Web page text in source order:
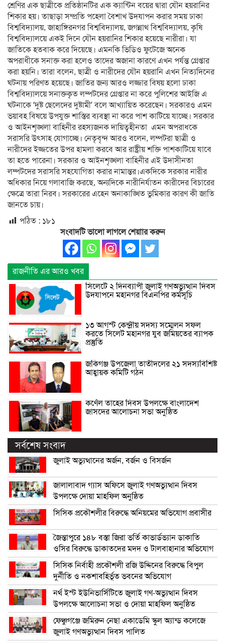
শ্রেণির এক ছাত্রীকে প্রতিষ্ঠানটির এক ক্যান্টিন বয়ের দ্বারা যৌন হয়রানির
শিকার হয়। তাছাড়া সম্প্রতি পহেলা বৈশাখ উদযাপন করার সময় ঢাকা
বিশ্ববিদ্যালয়, জাহাঙ্গিরনগর বিশ্ববিদ্যালয়, জগন্নাথ বিশ্ববিদ্যালয়, কৃষি
বিশ্ববিদ্যালয়ে একই দিনে যৌন হয়রানির শিকার হয়েছে নারীরা। যা
জাতিকে হতবাক করে দিয়েছে। এমনকি ভিডিও ফুটেজে অনেক
অপরাধীকে সনাক্ত করা হলেও তাদের অজানা কারণে এখন পর্যন্ত গ্রেপ্তার
করা হয়নি। তারা বলেন, ছাত্রী ও নারীদের যৌন হয়রানি এখন নিত্যদিনের
ঘটনায় পরিণত হয়েছে। জাতির জন্য আরও লজ্জার বিষয় হলো ঢাকা
বিশ্ববিদ্যালয়ে সনাক্তকৃত লম্পটদের গ্রেপ্তার না করে পুলিশের আইজি এ
ঘটনাকে ‘দুষ্ট ছেলেদের দুষ্টামী’ বলে আখ্যায়িত করেছেন। সরকারও এমন
ভয়াবহ বিষয়ে উপযুক্ত শাস্তির ব্যবস্থা না করে পাশ কাটিয়ে যাচ্ছে। সরকার
ও আইনশৃঙ্খলা বাহিনীর রহস্যজনক দায়িত্বহীনতা এমন অপরাধকে
সরাসরি উৎসাহ যোগাচ্ছে। নেতৃবৃন্দ আরও বলেন, লম্পটরা ছাত্রী ও
নারীদের ইজ্জতের উপর হামলা করবে আর রাষ্ট্রীয় শক্তি পাশকাটিয়ে যাবে
তা হতে পারেনা। সরকার ও আইনশৃঙ্খলা বাহিনীর এই উদাসীনতা
লম্পটদের সরাসরি সহযোগিতা করার নামান্তর।একদিকে সরকার নারীর
অধিকার নিয়ে গলাবাজি করছে, অন্যদিকে নারীনির্যাতন কারীদের বিচারের
ক্ষেত্রে তারা নিরব। সরকারের এহেন অনাকাঙ্খিত ভুমিকার কারণ কী জাতি
জানতে চায়।
পঠিত : ১৮১
সংবাদটি ভালো লাগলে শেয়াার করুন
রাজনীতি এর আরও খবর
সিলেটে ২ দিনব্যাপী জুলাই গণঅভ্যুত্থান দিবস
উদযাপনে মহানগর বিএনপির কর্মসূচি
১৩ আগস্ট কেন্দ্রীয় সদস্য সম্মেলন সফল
করতে সিলেট মহানগর যুব জমিয়তের ব্যাপক
প্রস্তুতি
জকিগঞ্জ উপজেলা তাতীদলের ২১ সদস্যবিশিষ্ট
আহ্বায়ক কমিটি গঠন
কর্ণেল তাহের দিবস উপলক্ষে বাংলাদেশ
জাসদের আলোচনা সভা অনুষ্ঠিত
সর্বশেষ সংবাদ
জুলাই অভ্যুত্থানের অর্জন, বর্জন ও বিসর্জন
জালালাবাদ গ্যাস অফিসে জুলাই গণঅভ্যুত্থান দিবস
উপলক্ষে দোয়া মাহফিল অনুষ্ঠিত
সিসিক প্রকৌশলীর বিরুদ্ধে অনিয়মের অভিযোগ প্রবাসীর
জৈন্তাপুরে ১৪৮ বস্তা জিরা ভর্তি কাভার্ডভ্যান ডাকাতি
ওসির বিরুদ্ধে ডাকাতদের মদদ ও টালবাহানার অভিযোগ
সিসিক নির্বাহী প্রকৌশলী রজি উদ্দিনের বিরুদ্ধে বিপুল
দুর্নীতি ও নকশাবহির্ভূত ভবনের অভিযোগ
নর্থ ইস্ট ইউনিভার্সিটিতে জুলাই গণ-অভ্যুত্থান দিবস
উপলক্ষে আলোচনা সভা ও দোয়া মাহফিল অনুষ্ঠিত
ফেঞ্চুগঞ্জে জমিরুন নেছা একাডেমি স্কুল অ্যান্ড কলেজে
জুলাই গণঅভ্যুত্থান দিবস পালিত